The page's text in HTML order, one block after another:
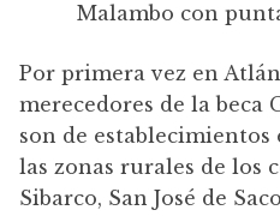
Malambo con
Por primera vez en
merecedores de la beca
son de establecimientos
las zonas rurales de los
Sibarco, San José de